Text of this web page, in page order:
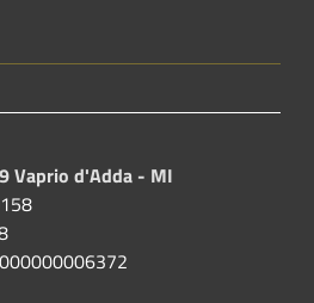
Vaprio d'Adda - MI